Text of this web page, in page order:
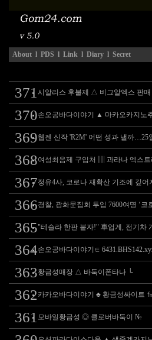
About l PDS l Link l Diary l Secret
371 시알리스 후불제 △ 비그알엑스 판매
370손오공바다이야기 ▲ 마카오카지노
369웹젠 신작 'R2M' 어떤 성과 낼까…25
368여성최음제 구입처 ▥ 과라나 엑스
367정유4사, 코로나 재확산 기조에 깊
366경찰, 광화문집회 투입 7600여명 ‘코
365"테슬라 한판 붙자!" 車업계, 전기차
364손오공바다이야기∈
363황금성매장 △ 바둑이폰타나 └
362 카카오바다이야기 ♣ 황금성싸이트
361 모바일황금성 ◎ 클로버바둑이 №